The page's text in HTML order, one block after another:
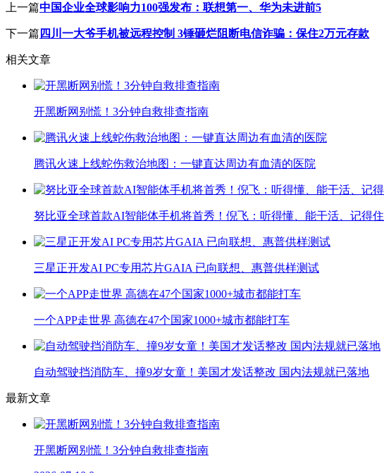
上一篇中国企业全球影响力100强发布：联想第一、华为未进前5
下一篇 四川一大爷手机被远程控制 3锤砸烂阻断电信诈骗：保住2万元存款
相关文章
开黑断网别慌！3分钟自救排查指南
腾讯火速上线蛇伤救治地图：一键直达周边有血清的医院
努比亚全球首款AI智能体手机将首秀！倪飞：听得懂、能干活、记得
三星正开发AI PC专用芯片GAIA 已向联想、惠普供样测试
一个APP走世界 高德在47个国家1000+城市都能打车
自动驾驶挡消防车、撞9岁女童！美国才发话整改 国内法规就已落地
最新文章
开黑断网别慌！3分钟自救排查指南